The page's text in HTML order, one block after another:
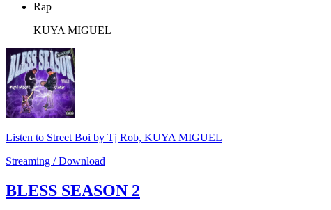
Rap
KUYA MIGUEL
Listen to Street Boi by Tj Rob, KUYA MIGUEL
Streaming / Download
BLESS SEASON 2